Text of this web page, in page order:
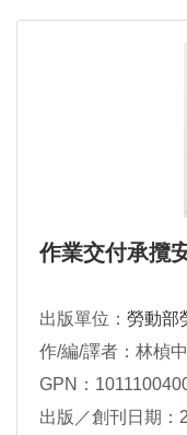
作業交付承攬
出版單位： 勞動部
作/編/譯者：林楨
GPN：
出版／創刊日期：